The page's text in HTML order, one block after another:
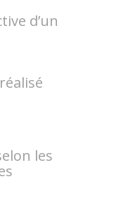
d’un
les